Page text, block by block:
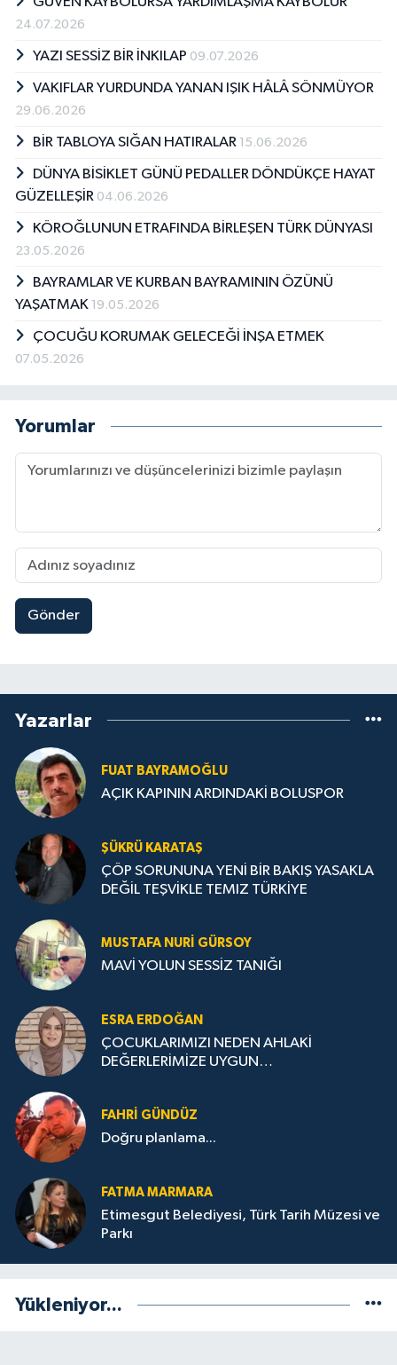
24.07.2026
YAZI SESSİZ BİR İNKILAP 09.07.2026
VAKIFLAR YURDUNDA YANAN IŞIK HÂLÂ SÖNMÜYOR
29.06.2026
BİR TABLOYA SIĞAN HATIRALAR 15.06.2026
DÜNYA BİSİKLET GÜNÜ PEDALLER DÖNDÜKÇE HAYAT
GÜZELLEŞİR 04.06.2026
KÖROĞLUNUN ETRAFINDA BİRLEŞEN TÜRK DÜNYASI
23.05.2026
BAYRAMLAR VE KURBAN BAYRAMININ ÖZÜNÜ
YAŞATMAK 19.05.2026
ÇOCUĞU KORUMAK GELECEĞİ İNŞA ETMEK
07.05.2026
Yorumlar
Gönder
Yazarlar
FUAT BAYRAMOĞLU
AÇIK KAPININ ARDINDAKİ BOLUSPOR
ŞÜKRÜ KARATAŞ
ÇÖP SORUNUNA YENİ BİR BAKIŞ YASAKLA
DEĞİL TEŞVİKLE TEMIZ TÜRKİYE
MUSTAFA NURI GÜRSOY
MAVİ YOLUN SESSİZ TANIĞI
ESRA ERDOĞAN
ÇOCUKLARIMIZI NEDEN AHLAKİ
DEĞERLERİMİZE UYGUN
FAHRI GÜNDÜZ
Doğru planlama...
FATMA MARMARA
Etimesgut Belediyesi, Türk Tarih Müzesi ve
Parkı
Yükleniyor...